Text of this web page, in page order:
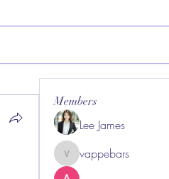
Members
Lee James
vappebars
vappebars